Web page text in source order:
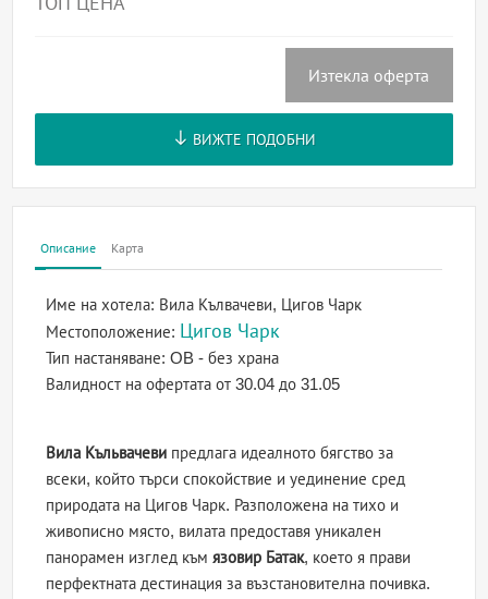
Изтекла оферта
ВИЖТЕ ПОДОБНИ
Описание Карта
Име на хотела: Вила Кълвачеви, Цигов Чарк
Местоположение: Цигов Чарк
Тип настаняване:OB - без храна
Валидност на офертатаот 30.04 до 31.05
Вила Къльвачеви предлага идеалното бягство за
всеки, който търси спокойствие и уединение сред
природата на Цигов Чарк. Разположена на тихо и
живописно място, вилата предоставя уникален
панорамен изглед къмязовир Батак, което я прави
перфектната дестинация за възстановителна почивка.